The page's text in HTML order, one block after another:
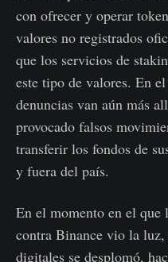
con ofrecer y operar
valores no registrados
que los servicios de
este tipo de valores. En
denuncias van aún más
provocado falsos
transferir los fondos de
y fuera del país.
En el momento en el que
contra Binance vio la
digitales se desplomó,